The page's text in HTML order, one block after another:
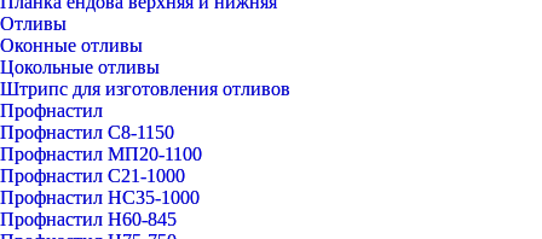
Отливы
Оконные отливы
Цокольные отливы
Штрипс для изготовления отливов
Профнастил
Профнастил С8-1150
Профнастил МП20-1100
Профнастил С21-1000
Профнастил НС35-1000
Профнастил Н60-845